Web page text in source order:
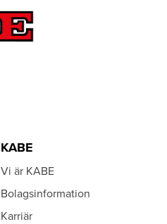
KABE
Vi är KABE
Bolagsinformation
Karriär